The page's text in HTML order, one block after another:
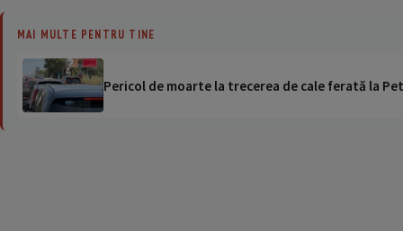
MAI MULTE PENTRU TINE
Pericol de moarte la trecerea de cale ferată la